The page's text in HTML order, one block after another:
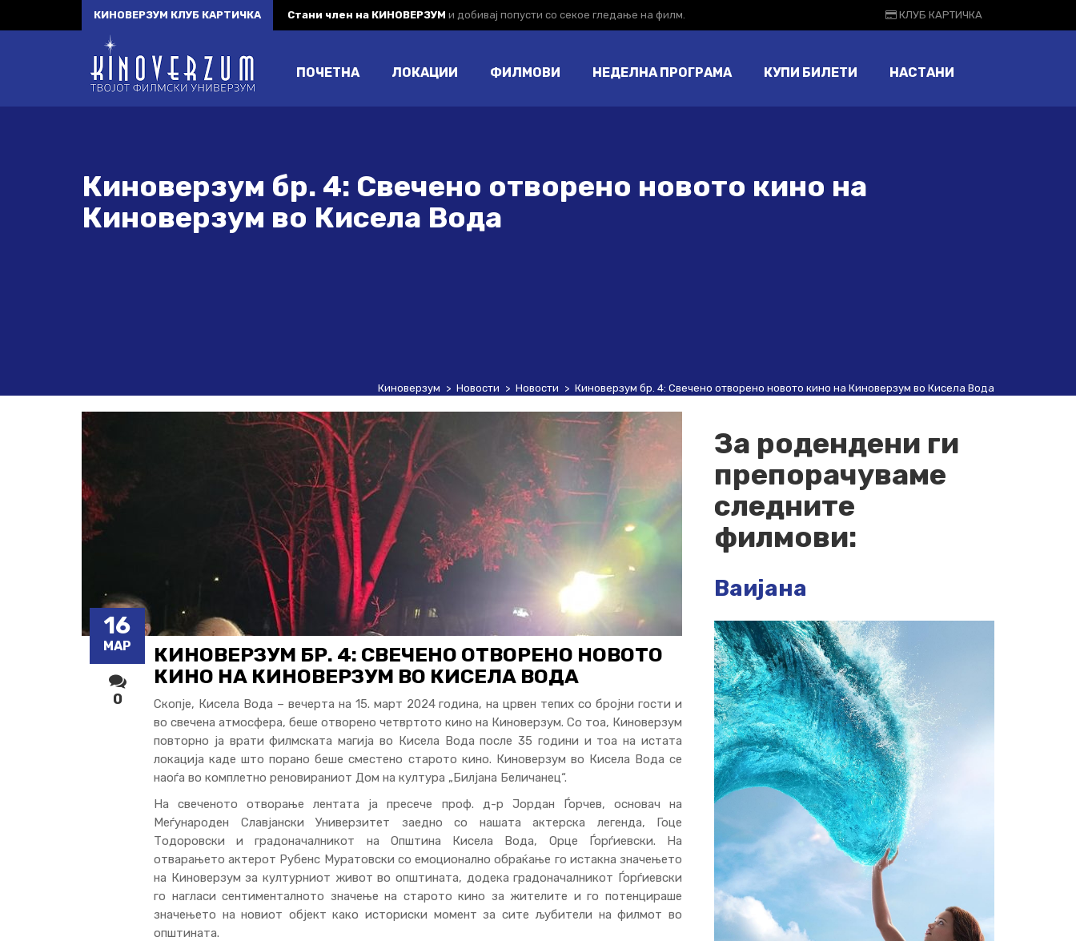
КИНОВЕРЗУМ КЛУБ КАРТИЧКА Стани член на КИНОВЕРЗУМ и добивај попусти со секое гледање на филм. КЛУБ КАРТИЧКА
ПОЧЕТНА ЛОКАЦИИ ФИЛМОВИ НЕДЕЛНА ПРОГРАМА КУПИ БИЛЕТИ НАСТАНИ
Киноверзум бр. 4: Свечено отворено новото кино на
Киноверзум во Кисела Вода
Киноверзум > Новости > Новости > Киноверзум бр. 4: Свечено отворено новото кино на Киноверзум во Кисела Вода
16
МАР
0
КИНОВЕРЗУМ БР. 4: СВЕЧЕНО ОТВОРЕНО НОВОТО
КИНО НА КИНОВЕРЗУМ ВО КИСЕЛА ВОДА
Скопје, Кисела Вода – вечерта на 15. март 2024 година, на црвен тепих со бројни гости и
во свечена атмосфера, беше отворено четвртото кино на Киноверзум. Со тоа, Киноверзум
повторно ја врати филмската магија во Кисела Вода после 35 години и тоа на истата
локација каде што порано беше сместено старото кино. Киноверзум во Кисела Вода се
наоѓа во комплетно реновираниот Дом на култура „Билјана Беличанец“.
На свеченото отворање лентата ја пресече проф. д-р Јордан Ѓорчев, основач на
Меѓународен Славјански Универзитет заедно со нашата актерска легенда, Гоце
Тодоровски и градоначалникот на Општина Кисела Вода, Орце Ѓорѓиевски. На
отварањето актерот Рубенс Муратовски со емоционално обраќање го истакна значењето
на Киноверзум за културниот живот во општината, додека градоначалникот Ѓорѓиевски
го нагласи сентименталното значење на старото кино за жителите и го потенцираше
значењето на новиот објект како историски момент за сите љубители на филмот во
општината.
За родендени ги
препорачуваме
следните
филмови:
Ваијана